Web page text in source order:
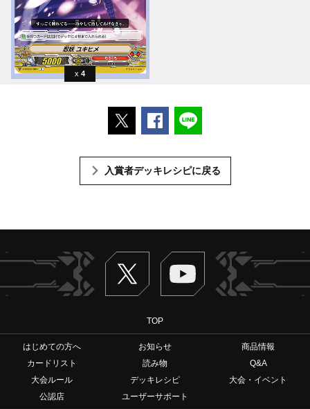
4
ポストするFacebookでシェアする
入賞者デッキレシピに戻る
Twitter ヴァンガードch
TOP
はじめての方へ お知らせ
商品情報
カードリスト
読み物
Q&A
大会ルール
デッキレシピ
大会・イベント
公認店
ユーザーサポート